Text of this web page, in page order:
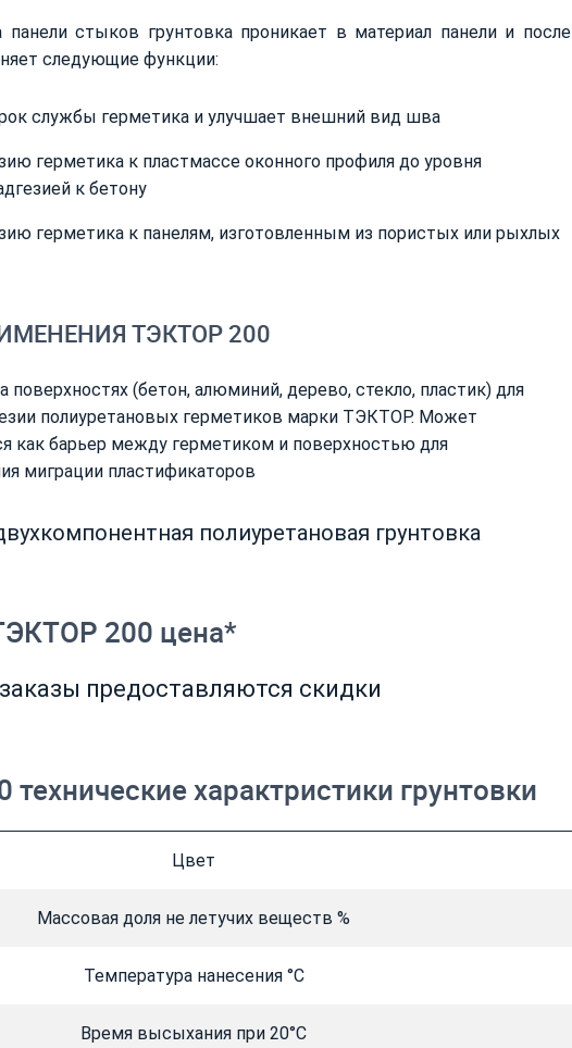
панели стыков грунтовка проникает в материал панели и после
следующие функции:
службы герметика и улучшает внешний вид шва
герметика к пластмассе оконного профиля до уровня
к бетону
герметика к панелям, изготовленным из пористых или рыхлых
ТЭКТОР 200
поверхностях (бетон, алюминий, дерево, стекло, пластик) для
полиуретановых герметиков марки ТЭКТОР. Может
как барьер между герметиком и поверхностью для
миграции пластификаторов
полиуретановая грунтовка
200 цена*
предоставляются скидки
характристики грунтовки
Цвет
Массовая доля не летучих веществ %
Температура нанесения °С
Время высыхания при 20°С